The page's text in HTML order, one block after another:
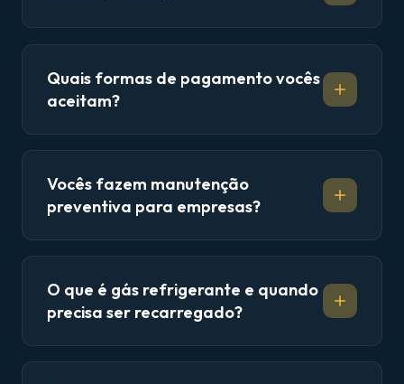
Quais formas de pagamento vocês
aceitam?
Vocês fazem manutenção
preventiva para empresas?
O que é gás refrigerante e quando
precisa ser recarregado?